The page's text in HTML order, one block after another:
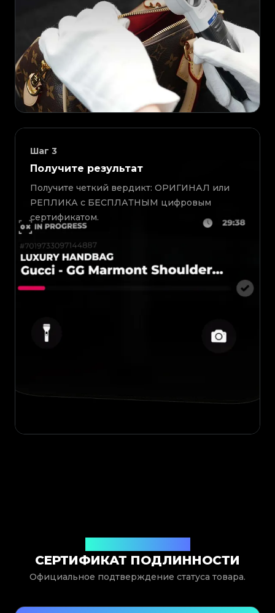
Шаг 3
Получите результат
Получите четкий вердикт: ОРИГИНАЛ или
РЕПЛИКА с БЕСПЛАТНЫМ цифровым
сертификатом.
СЕРТИФИКАТ ПОДЛИННОСТИ
Официальное подтверждение статуса товара.